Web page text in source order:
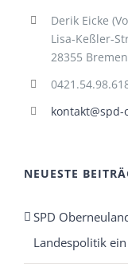
Derik Eicke
Lisa-Keßler-
28355 Bremen
NEUESTE
SPD
Landespolitik ein